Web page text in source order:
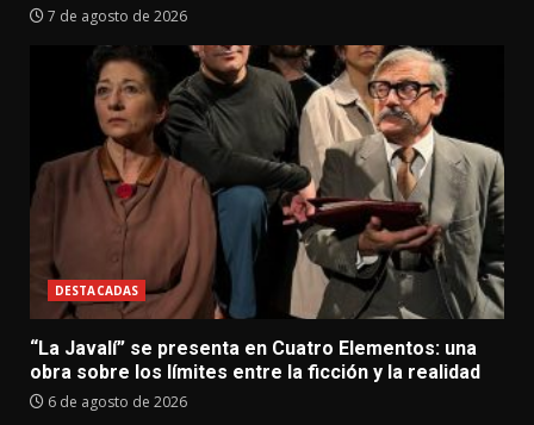
7 de agosto de 2026
DESTACADAS
“La Javalí” se presenta en Cuatro Elementos: una
obra sobre los límites entre la ficción y la realidad
6 de agosto de 2026